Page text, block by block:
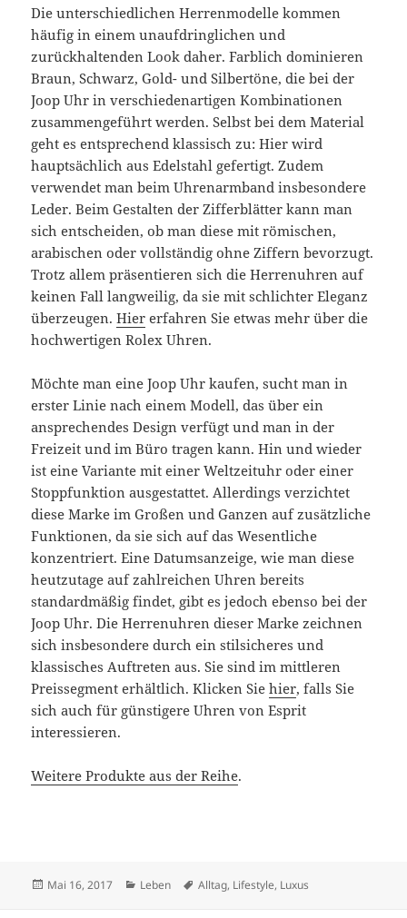
Die unterschiedlichen Herrenmodelle kommen
häufig in einem unaufdringlichen und
zurückhaltenden Look daher. Farblich dominieren
Braun, Schwarz, Gold- und Silbertöne, die bei der
Joop Uhr in verschiedenartigen Kombinationen
zusammengeführt werden. Selbst bei dem Material
geht es entsprechend klassisch zu: Hier wird
hauptsächlich aus Edelstahl gefertigt. Zudem
verwendet man beim Uhrenarmband insbesondere
Leder. Beim Gestalten der Zifferblätter kann man
sich entscheiden, ob man diese mit römischen,
arabischen oder vollständig ohne Ziffern bevorzugt.
Trotz allem präsentieren sich die Herrenuhren auf
keinen Fall langweilig, da sie mit schlichter Eleganz
überzeugen.Hier erfahren Sie etwas mehr über die
hochwertigen Rolex Uhren.
Möchte man eine Joop Uhr kaufen, sucht man in
erster Linie nach einem Modell, das über ein
ansprechendes Design verfügt und man in der
Freizeit und im Büro tragen kann. Hin und wieder
ist eine Variante mit einer Weltzeituhr oder einer
Stoppfunktion ausgestattet. Allerdings verzichtet
diese Marke im Großen und Ganzen auf zusätzliche
Funktionen, da sie sich auf das Wesentliche
konzentriert. Eine Datumsanzeige, wie man diese
heutzutage auf zahlreichen Uhren bereits
standardmäßig findet, gibt es jedoch ebenso bei der
Joop Uhr. Die Herrenuhren dieser Marke zeichnen
sich insbesondere durch ein stilsicheres und
klassisches Auftreten aus. Sie sind im mittleren
Preissegment erhältlich. Klicken Siehier, falls Sie
sich auch für günstigere Uhren von Esprit
interessieren.
Weitere Produkte aus der Reihe.
Veröffentlicht
Mai 16, 2017 Kategorien
Leben Schlagwörter
Alltag, Lifestyle, Luxus